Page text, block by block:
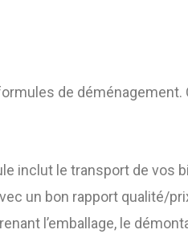
de déménagement.
inclut le transport de vos
un bon rapport qualité/
l’emballage, le